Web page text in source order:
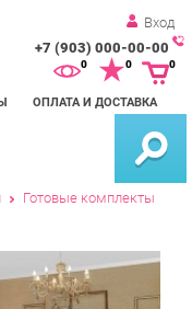
Вход
+7 (903) 000-00-00
ОПЛАТА И ДОСТАВКА
0 0
Готовые комплекты